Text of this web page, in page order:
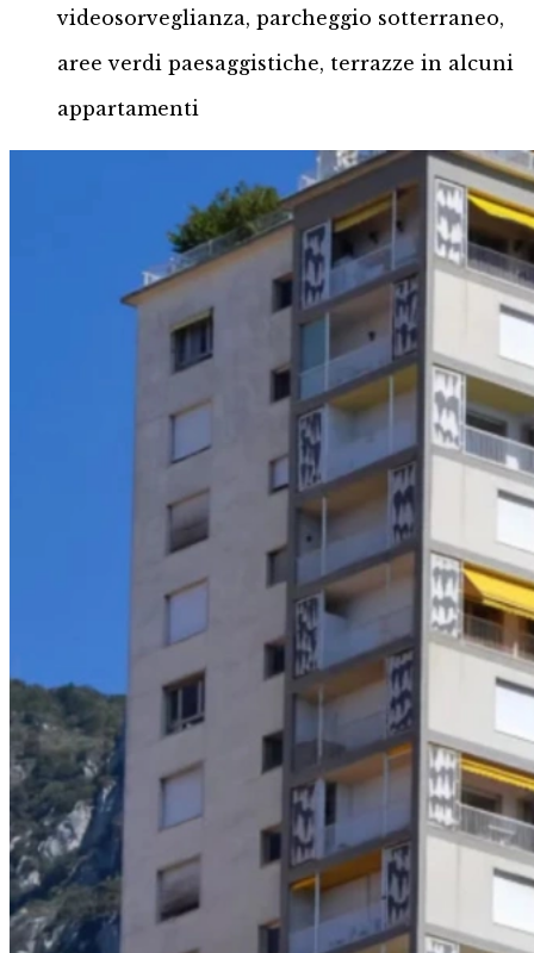
videosorveglianza, parcheggio sotterraneo,
aree verdi paesaggistiche, terrazze in alcuni
appartamenti